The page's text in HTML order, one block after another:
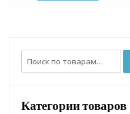
Искать:
Категории товаров